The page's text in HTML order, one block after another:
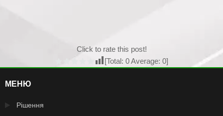
Click to rate this post!
[Total: 0Average: 0]
МЕНЮ
Рішення